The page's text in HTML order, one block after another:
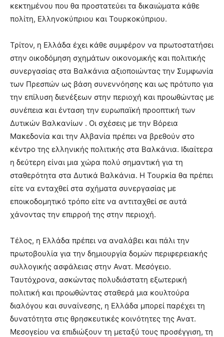
κεκτημένου που θα προστατεύει τα δικαιώματα κάθε
πολίτη, Ελληνοκύπριου και Τουρκοκύπριου.
Τρίτον, η Ελλάδα έχει κάθε συμφέρον να πρωτοστατήσει
στην οικοδόμηση σχημάτων οικονομικής και πολιτικής
συνεργασίας στα Βαλκάνια αξιοποιώντας την Συμφωνία
των Πρεσπών ως βάση συνεννόησης και ως πρότυπο για
την επίλυση διενέξεων στην περιοχή και προωθώντας με
συνέπεια και ένταση την ευρωπαϊκή προοπτική των
Δυτικών Βαλκανίων . Οι σχέσεις με την Βόρεια
Μακεδονία και την Αλβανία πρέπει να βρεθούν στο
κέντρο της ελληνικής πολιτικής στα Βαλκάνια. Ιδιαίτερα
η δεύτερη είναι μια χώρα πολύ σημαντική για τη
σταθερότητα στα Δυτικά Βαλκάνια. Η Τουρκία θα πρέπει
είτε να ενταχθεί στα σχήματα συνεργασίας με
εποικοδομητικό τρόπο είτε να αντιταχθεί σε αυτά
χάνοντας την επιρροή της στην περιοχή.
Τέλος, η Ελλάδα πρέπει να αναλάβει και πάλι την
πρωτοβουλία για την δημιουργία δομών περιφερειακής
συλλογικής ασφάλειας στην Ανατ. Μεσόγειο.
Ταυτόχρονα, ασκώντας πολυδιάστατη εξωτερική
πολιτική και προωθώντας σταθερά μια κουλτούρα
διαλόγου και συναίνεσης, η Ελλάδα μπορεί παρέχει τη
δυνατότητα στις θρησκευτικές κοινότητες της Ανατ.
Μεσογείου να επιδιώξουν τη μεταξύ τους προσέγγιση, τη